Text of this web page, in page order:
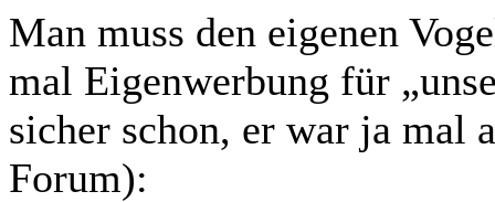
Man muss den eigenen
mal Eigenwerbung für
sicher schon, er war ja mal
Forum):